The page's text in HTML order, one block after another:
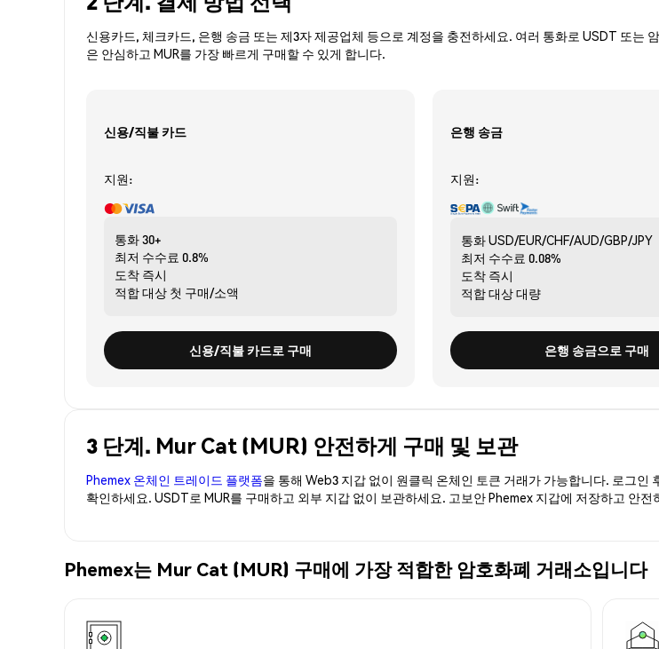
신용카드, 체크카드, 은행 송금 또는 제3자 제공업체 등으로 계정을 충전하세요. 여러 통화로 USDT 또는
은 안심하고 MUR를 가장 빠르게 구매할 수 있게 합니다.
신용/직불 카드
지원:
통화30+
최저 수수료 0.8%
도착 즉시
적합 대상 첫 구매/소액
신용/직불 카드로 구매
은행 송금
지원:
통화USD/EUR/CHF/AUD/GBP/JPY
최저 수수료 0.08%
도착 즉시
적합 대상대량
은행 송금으로 구매
3 단계. Mur Cat (MUR) 안전하게 구매 및 보관
Phemex 온체인 트레이드 플랫폼을 통해 Web3 지갑 없이 원클릭 온체인 토큰 거래가 가능합니다. 로그인
확인하세요. USDT로 MUR를 구매하고 외부 지갑 없이 보관하세요. 고보안 Phemex 지갑에 저장하고 안
Phemex는 Mur Cat (MUR) 구매에 가장 적합한 암호화폐 거래소입니다